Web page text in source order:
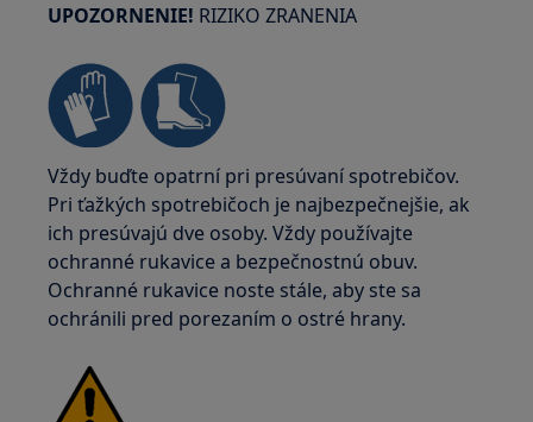
UPOZORNENIE! RIZIKO ZRANENIA
Vždy buďte opatrní pri presúvaní spotrebičov.
Pri ťažkých spotrebičoch je najbezpečnejšie, ak
ich presúvajú dve osoby. Vždy používajte
ochranné rukavice a bezpečnostnú obuv.
Ochranné rukavice noste stále, aby ste sa
ochránili pred porezaním o ostré hrany.